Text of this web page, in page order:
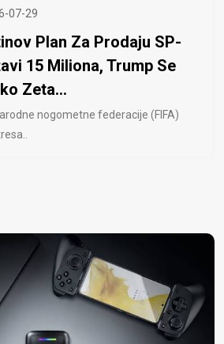
07-29
Plan Za Prodaju SP-
15 Miliona, Trump Se
Zeta...
nogometne federacije (FIFA)